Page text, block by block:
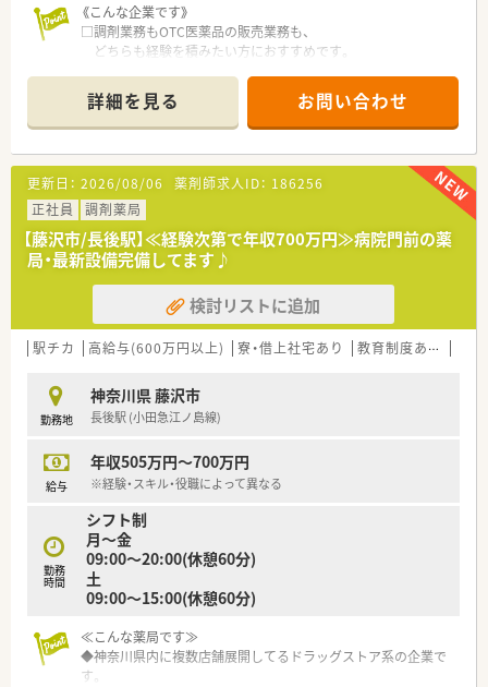
《こんな企業です》
□調剤業務もOTC医薬品の販売業務も、
どちらも経験を積みたい方におすすめです。
ップができますよ。
OTC販売未経験の方ももちろん歓迎です。
□キャリアパスが充実！薬剤師として経験を積み、
将来的には店長や本部スタッフとして活躍することも可能で
す。
詳細を見る お問い合わせ
更新日： 2026/08/06 薬剤師求人ID： 186256
正社員
調剤薬局
【藤沢市/長後駅】≪経験次第で年収700万円≫病院門前の薬
局・最新設備完備してます♪
検討リストに追加
駅チカ 高給与(600万円以上) 寮・借上社宅あり 教育制度あり
勤務地
神奈川県 藤沢市
長後駅 (小田急江ノ島線)
給与
年収505万円～700万円
※経験・スキル・役職によって異なる
勤務
時間
シフト制
月～金
09:00～20:00(休憩60分)
土
09:00～15:00(休憩60分)
≪こんな薬局です≫
◆神奈川県内に複数店舗展開してるドラッグストア系の企業で
す。